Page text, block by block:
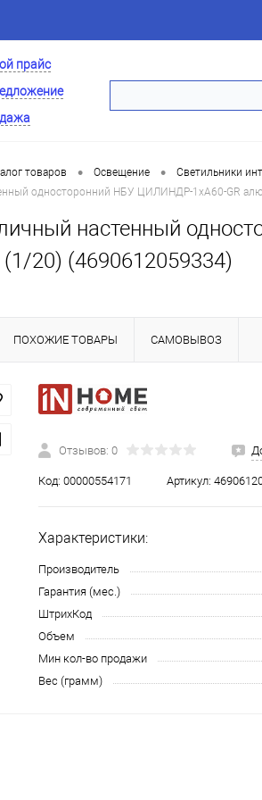
прайс
товаров • Освещение • Светильники
односторонний НБУ ЦИЛИНДР-1xА60-GR
настенный
(1/20) (4690612059334)
ПОХОЖИЕ ТОВАРЫ САМОВЫВОЗ
Отзывов: 0
Код: 00000554171 Артикул:
Характеристики:
Производитель
Гарантия (мес.)
ШтрихКод
Объем
Мин кол-во продажи
Вес (грамм)